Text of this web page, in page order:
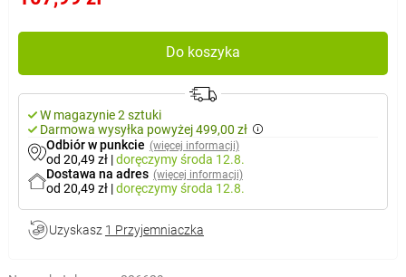
Do koszyka
W magazynie 2 sztuki
Darmowa wysyłka powyżej 499,00 zł
Odbiór w punkcie (więcej informacji)
od 20,49 zł |doręczymyśroda 12.8.
Dostawa na adres (więcej informacji)
od 20,49 zł |doręczymyśroda 12.8.
Uzyskasz 1 Przyjemniaczka